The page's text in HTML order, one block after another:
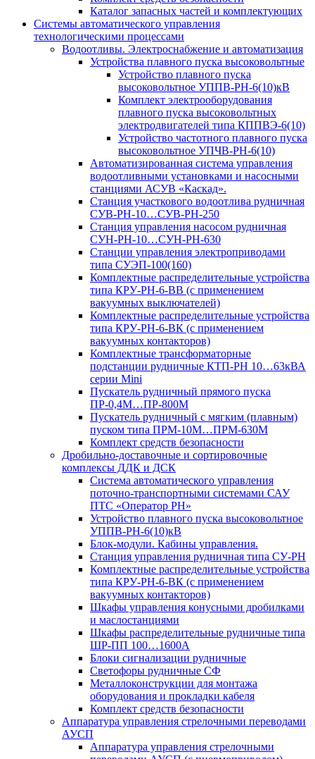
Каталог запасных частей и комплектующих
Системы автоматического управления
технологическими процессами
Водоотливы. Электроснабжение и автоматизация
Устройства плавного пуска высоковольтные
Устройство плавного пуска
высоковольтное УППВ-РН-6(10)кВ
Комплект электрооборудования
плавного пуска высоковольтных
электродвигателей типа КППВЭ-6(10)
Устройство частотного плавного пуска
высоковольтное УПЧВ-РН-6(10)
Автоматизированная система управления
водоотливными установками и насосными
станциями АСУВ «Каскад».
Станция участкового водоотлива рудничная
СУВ-РН-10…СУВ-РН-250
Станция управления насосом рудничная
СУН-РН-10…СУН-РН-630
Станции управления электроприводами
типа СУЭП-100(160)
Комплектные распределительные устройства
типа КРУ-РН-6-ВВ (с применением
вакуумных выключателей)
Комплектные распределительные устройства
типа КРУ-РН-6-ВК (с применением
вакуумных контакторов)
Комплектные трансформаторные
подстанции рудничные КТП-РН 10…63кВА
серии Mini
Пускатель рудничный прямого пуска
ПР-0,4М…ПР-800М
Пускатель рудничный с мягким (плавным)
пуском типа ПРМ-10М…ПРМ-630М
Комплект средств безопасности
Дробильно-доставочные и сортировочные
комплексы ДДК и ДСК
Система автоматического управления
поточно-транспортными системами САУ
ПТС «Оператор РН»
Устройство плавного пуска высоковольтное
УППВ-РН-6(10)кВ
Блок-модули. Кабины управления.
Станция управления рудничная типа СУ-РН
Комплектные распределительные устройства
типа КРУ-РН-6-ВК (с применением
вакуумных контакторов)
Шкафы управления конусными дробилками
и маслостанциями
Шкафы распределительные рудничные типа
ШР-ПП 100…1600А
Блоки сигнализации рудничные
Светофоры рудничные СФ
Металлоконструкции для монтажа
оборудования и прокладки кабеля
Комплект средств безопасности
Аппаратура управления стрелочными переводами
АУСП
Аппаратура управления стрелочными